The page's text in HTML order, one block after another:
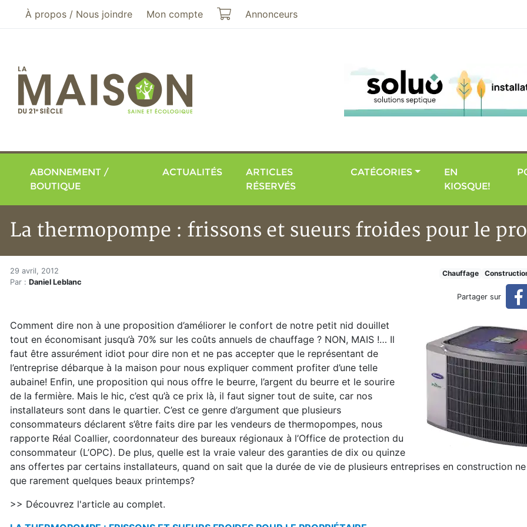
Aller au menu principal
Aller au contenu principal
À propos / Nous joindre Mon compte Mon panier
Annonceurs
ABONNEMENT /
BOUTIQUE
ACTUALITÉS
ARTICLES
RÉSERVÉS
CATÉGORIES
EN
KIOSQUE!
La thermopompe : frissons et sueurs froides pour le
Accueil
Articles
La thermopompe : frissons et sueurs froides pour le propriétaire
La thermopompe : frissons et sueurs froides pour le
29 avril, 2012
Par : Daniel Leblanc
Chauffage
Partager sur
Comment dire non à une proposition d’améliorer le confort de notre petit nid douillet
tout en économisant jusqu’à 70% sur les coûts annuels de chauffage ? NON, MAIS !… Il
faut être assurément idiot pour dire non et ne pas accepter que le représentant de
l’entreprise débarque à la maison pour nous expliquer comment profiter d’une telle
aubaine! Enfin, une proposition qui nous offre le beurre, l’argent du beurre et le sourire
de la fermière. Mais le hic, c’est qu’à ce prix là, il faut signer tout de suite, car nos
installateurs sont dans le quartier. C’est ce genre d’argument que plusieurs
consommateurs déclarent s’être faits dire par les vendeurs de thermopompes, nous
rapporte Réal Coallier, coordonnateur des bureaux régionaux à l’Office de protection du
consommateur (L’OPC). De plus, quelle est la vraie valeur des garanties de dix ou quinze
ans offertes par certains installateurs, quand on sait que la durée de vie de plusieurs entreprises en construction
que rarement quelques beaux printemps?
>> Découvrez l'article au complet.